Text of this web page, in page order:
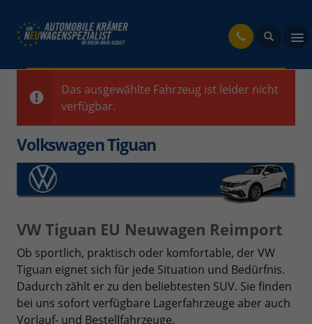
Das ausgewählte Fahrzeug ist leider nicht
verfügbar.
Volkswagen Tiguan
VW Tiguan EU Neuwagen Reimport
Ob sportlich, praktisch oder komfortable, der VW
Tiguan eignet sich für jede Situation und Bedürfnis.
Dadurch zählt er zu den beliebtesten SUV. Sie finden
bei uns sofort verfügbare Lagerfahrzeuge aber auch
Vorlauf- und Bestellfahrzeuge.